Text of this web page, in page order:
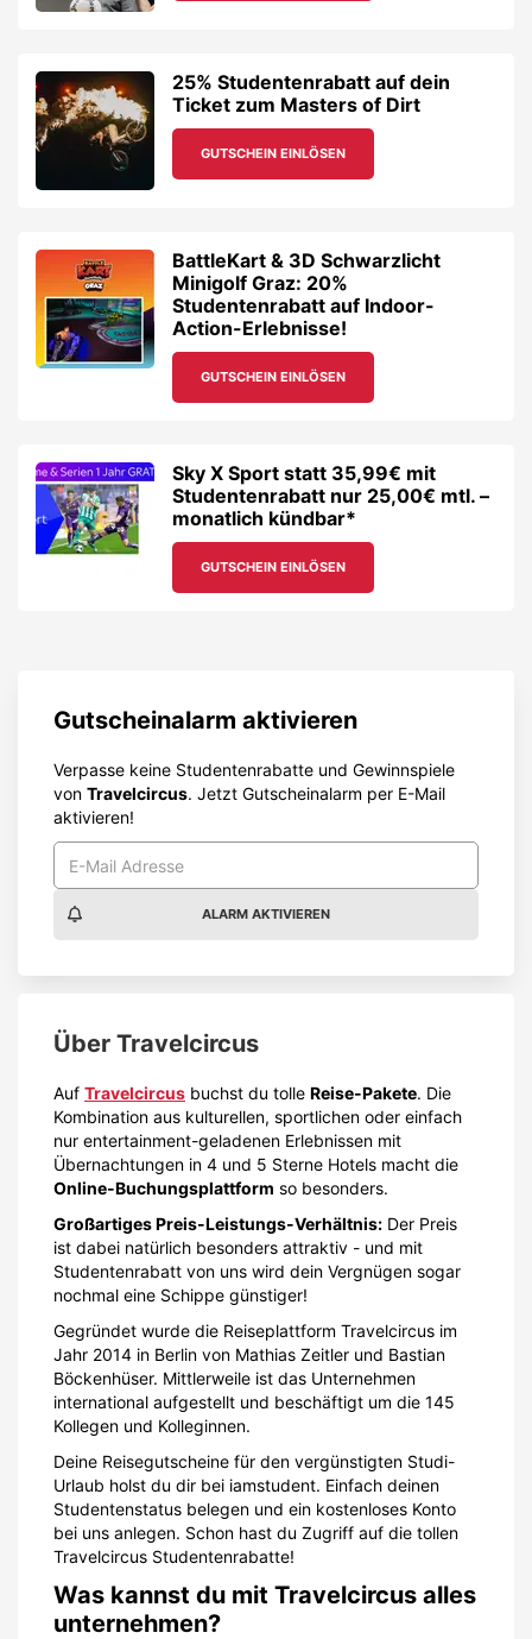
25% Studentenrabatt auf dein
Ticket zum Masters of Dirt
GUTSCHEIN EINLÖSEN
BattleKart & 3D Schwarzlicht
Minigolf Graz: 20%
Studentenrabatt auf Indoor-
Action-Erlebnisse!
GUTSCHEIN EINLÖSEN
Sky X Sport statt 35,99€ mit
Studentenrabatt nur 25,00€ mtl. –
monatlich kündbar*
GUTSCHEIN EINLÖSEN
Gutscheinalarm aktivieren
Verpasse keine Studentenrabatte und Gewinnspiele
von Travelcircus. Jetzt Gutscheinalarm per E-Mail
aktivieren!
ALARM AKTIVIEREN
Über Travelcircus
Auf Travelcircus buchst du tolle Reise-Pakete. Die
Kombination aus kulturellen, sportlichen oder einfach
nur entertainment-geladenen Erlebnissen mit
Übernachtungen in 4 und 5 Sterne Hotels macht die
Online-Buchungsplattform so besonders.
Großartiges Preis-Leistungs-Verhältnis: Der Preis
ist dabei natürlich besonders attraktiv - und mit
Studentenrabatt von uns wird dein Vergnügen sogar
nochmal eine Schippe günstiger!
Gegründet wurde die Reiseplattform Travelcircus im
Jahr 2014 in Berlin von Mathias Zeitler und Bastian
Böckenhüser. Mittlerweile ist das Unternehmen
international aufgestellt und beschäftigt um die 145
Kollegen und Kolleginnen.
Deine Reisegutscheine für den vergünstigten Studi-
Urlaub holst du dir bei iamstudent. Einfach deinen
Studentenstatus belegen und ein kostenloses Konto
bei uns anlegen. Schon hast du Zugriff auf die tollen
Travelcircus Studentenrabatte!
Was kannst du mit Travelcircus alles
unternehmen?